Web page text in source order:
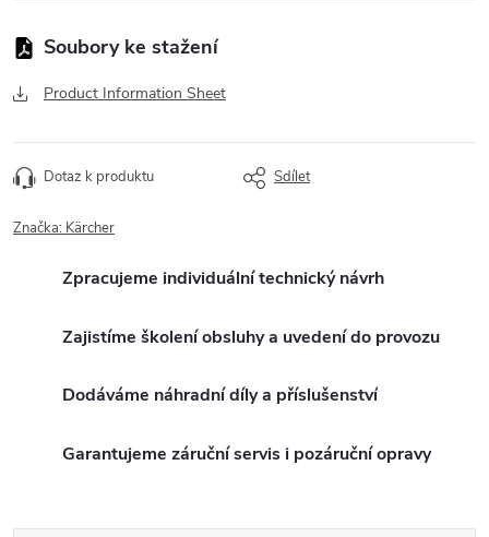
Product Information Sheet
Dotaz k produktu Sdílet
Značka: Kärcher
Zpracujeme individuální technický návrh
Zajistíme školení obsluhy a uvedení do provozu
Dodáváme náhradní díly a příslušenství
Garantujeme záruční servis i pozáruční opravy